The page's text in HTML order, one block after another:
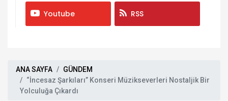
Youtube RSS
ANA SAYFA
GÜNDEM
“İncesaz Şarkıları” Konseri Müzikseverleri Nostaljik Bir
Yolculuğa Çıkardı